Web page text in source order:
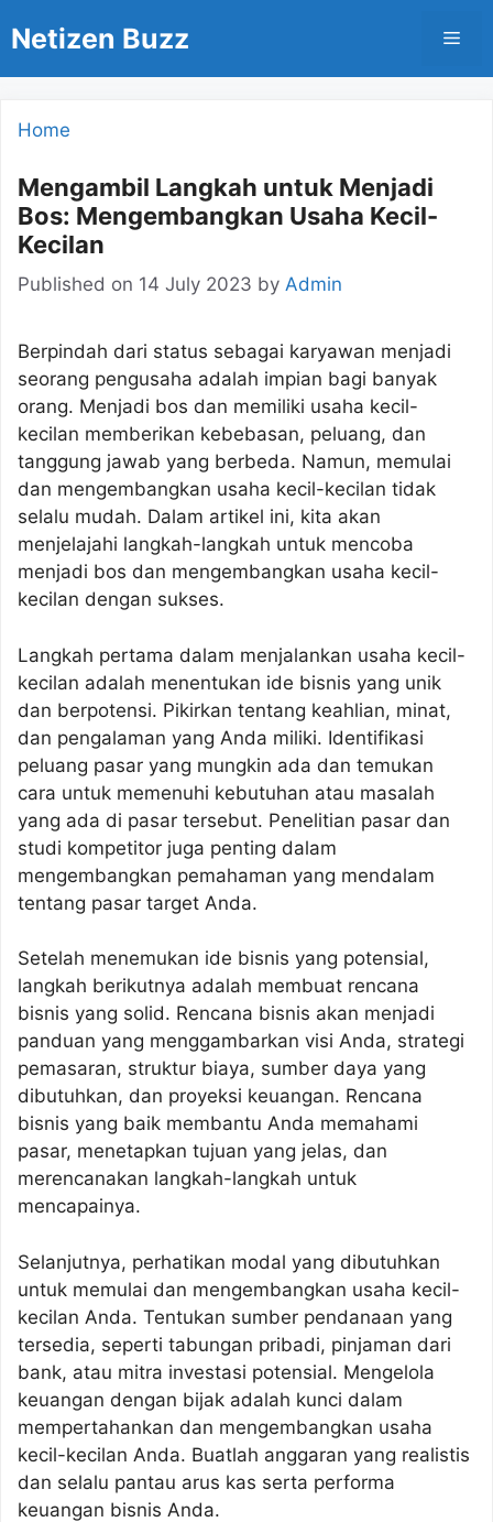
Netizen Buzz
Home
Mengambil Langkah untuk Menjadi
Bos: Mengembangkan Usaha Kecil-
Kecilan
Published on 14 July 2023 by Admin
Berpindah dari status sebagai karyawan menjadi
seorang pengusaha adalah impian bagi banyak
orang. Menjadi bos dan memiliki usaha kecil-
kecilan memberikan kebebasan, peluang, dan
tanggung jawab yang berbeda. Namun, memulai
dan mengembangkan usaha kecil-kecilan tidak
selalu mudah. Dalam artikel ini, kita akan
menjelajahi langkah-langkah untuk mencoba
menjadi bos dan mengembangkan usaha kecil-
kecilan dengan sukses.
Langkah pertama dalam menjalankan usaha kecil-
kecilan adalah menentukan ide bisnis yang unik
dan berpotensi. Pikirkan tentang keahlian, minat,
dan pengalaman yang Anda miliki. Identifikasi
peluang pasar yang mungkin ada dan temukan
cara untuk memenuhi kebutuhan atau masalah
yang ada di pasar tersebut. Penelitian pasar dan
studi kompetitor juga penting dalam
mengembangkan pemahaman yang mendalam
tentang pasar target Anda.
Setelah menemukan ide bisnis yang potensial,
langkah berikutnya adalah membuat rencana
bisnis yang solid. Rencana bisnis akan menjadi
panduan yang menggambarkan visi Anda, strategi
pemasaran, struktur biaya, sumber daya yang
dibutuhkan, dan proyeksi keuangan. Rencana
bisnis yang baik membantu Anda memahami
pasar, menetapkan tujuan yang jelas, dan
merencanakan langkah-langkah untuk
mencapainya.
Selanjutnya, perhatikan modal yang dibutuhkan
untuk memulai dan mengembangkan usaha kecil-
kecilan Anda. Tentukan sumber pendanaan yang
tersedia, seperti tabungan pribadi, pinjaman dari
bank, atau mitra investasi potensial. Mengelola
keuangan dengan bijak adalah kunci dalam
mempertahankan dan mengembangkan usaha
kecil-kecilan Anda. Buatlah anggaran yang realistis
dan selalu pantau arus kas serta performa
keuangan bisnis Anda.